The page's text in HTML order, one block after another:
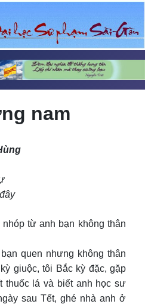
nam
từ anh bạn không thân
quen nhưng không thân
giuộc, tôi Bắc kỳ đặc, gặp
thuốc lá và biết anh học sư
sau Tết, ghé nhà anh ở